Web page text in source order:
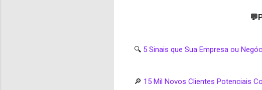
🔍 5 Sinais que Sua Empresa ou
🔎 15 Mil Novos Clientes Potenciais